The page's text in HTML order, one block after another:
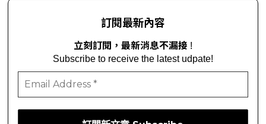
訂閱最新內容
立刻訂閱，最新消息不漏接 !
Subscribe to receive the latest udpate!